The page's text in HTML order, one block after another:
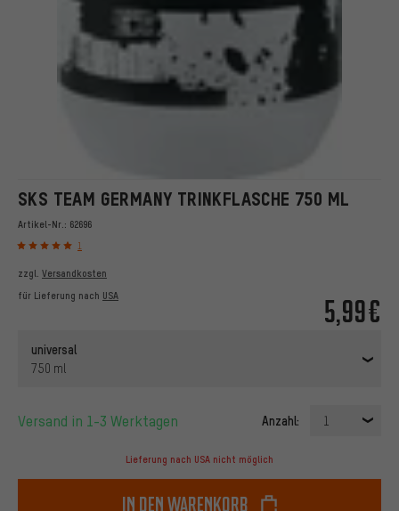
SKS TEAM GERMANY TRINKFLASCHE 750 ML
Artikel-Nr.: 62696
1
5,99€
zzgl. Versandkosten
für Lieferung nach USA
universal
750 ml
Versand in 1-3 Werktagen Anzahl: 1
Lieferung nach USA nicht möglich
In den Warenkorb